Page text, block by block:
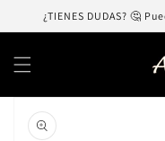
directamente
al contenido
¿TIENES DUDAS? 🤔
directamente
a la
información